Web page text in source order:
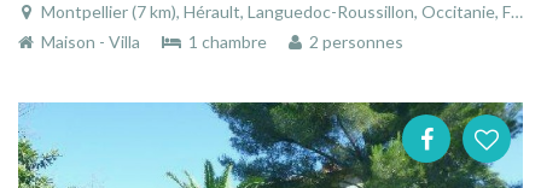
Montpellier (7 km), Hérault, Languedoc-Roussillon, Occitanie, France
Maison - Villa
1 chambre 2 personnes